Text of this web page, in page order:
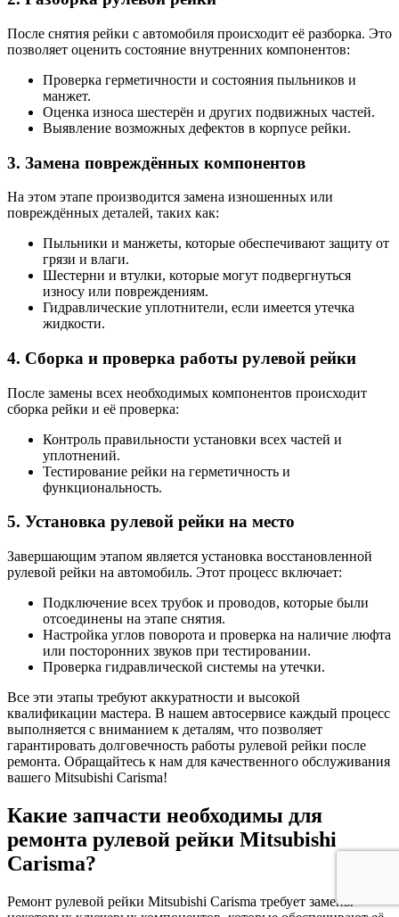
После снятия рейки с автомобиля происходит её разборка. Это
позволяет оценить состояние внутренних компонентов:
Проверка герметичности и состояния пыльников и
манжет.
Оценка износа шестерён и других подвижных частей.
Выявление возможных дефектов в корпусе рейки.
3. Замена повреждённых компонентов
На этом этапе производится замена изношенных или
повреждённых деталей, таких как:
Пыльники и манжеты, которые обеспечивают защиту от
грязи и влаги.
Шестерни и втулки, которые могут подвергнуться
износу или повреждениям.
Гидравлические уплотнители, если имеется утечка
жидкости.
4. Сборка и проверка работы рулевой рейки
После замены всех необходимых компонентов происходит
сборка рейки и её проверка:
Контроль правильности установки всех частей и
уплотнений.
Тестирование рейки на герметичность и
функциональность.
5. Установка рулевой рейки на место
Завершающим этапом является установка восстановленной
рулевой рейки на автомобиль. Этот процесс включает:
Подключение всех трубок и проводов, которые были
отсоединены на этапе снятия.
Настройка углов поворота и проверка на наличие люфта
или посторонних звуков при тестировании.
Проверка гидравлической системы на утечки.
Все эти этапы требуют аккуратности и высокой
квалификации мастера. В нашем автосервисе каждый процесс
выполняется с вниманием к деталям, что позволяет
гарантировать долговечность работы рулевой рейки после
ремонта. Обращайтесь к нам для качественного обслуживания
вашего Mitsubishi Carisma!
Какие запчасти необходимы для
ремонта рулевой рейки Mitsubishi
Carisma?
Ремонт рулевой рейки Mitsubishi Carisma требует замены